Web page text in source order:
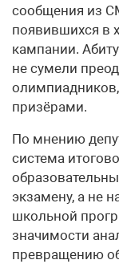
сообщения из
появившихся в
кампании.
не сумели
призёрами.
По мнению
система
экзамену, а не
школьной
значимости
превращению